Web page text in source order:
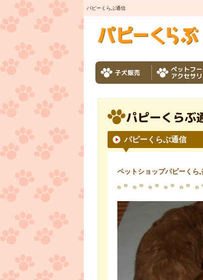
パピーくらぶ通信
子犬販売 ペットフー
アクセサリ
パピーくらぶ
パピーくらぶ通信
ペットショップパピーくら